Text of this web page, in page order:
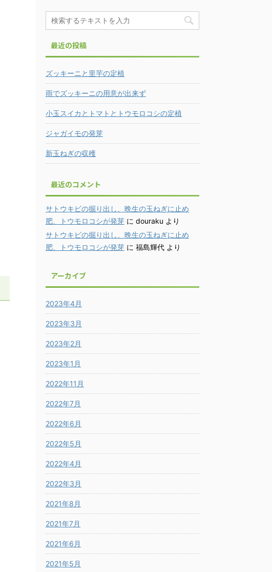
最近の投稿
ズッキーニと里芋の定植
雨でズッキーニの用意が出来ず
小玉スイカとトマトとトウモロコシの定植
ジャガイモの発芽
新玉ねぎの収穫
最近のコメント
サトウキビの掘り出し、晩生の玉ねぎに止め
肥、トウモロコシが発芽 に douraku より
サトウキビの掘り出し、晩生の玉ねぎに止め
肥、トウモロコシが発芽 に 福島輝代 より
アーカイブ
2023年4月
2023年3月
2023年2月
2023年1月
2022年11月
2022年7月
2022年6月
2022年5月
2022年4月
2022年3月
2021年8月
2021年7月
2021年6月
2021年5月